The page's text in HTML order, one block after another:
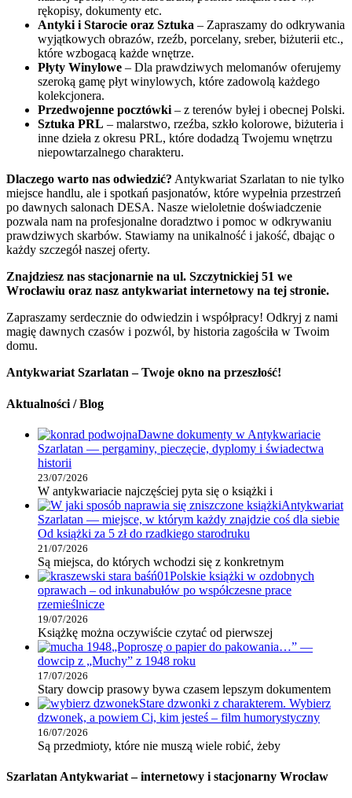
rękopisy, dokumenty etc.
Antyki i Starocie oraz Sztuka – Zapraszamy do odkrywania
wyjątkowych obrazów, rzeźb, porcelany, sreber, biżuterii etc.,
które wzbogacą każde wnętrze.
Płyty Winylowe – Dla prawdziwych melomanów oferujemy
szeroką gamę płyt winylowych, które zadowolą każdego
kolekcjonera.
Przedwojenne pocztówki – z terenów byłej i obecnej Polski.
Sztuka PRL – malarstwo, rzeźba, szkło kolorowe, biżuteria i
inne dzieła z okresu PRL, które dodadzą Twojemu wnętrzu
niepowtarzalnego charakteru.
Dlaczego warto nas odwiedzić? Antykwariat Szarlatan to nie tylko
miejsce handlu, ale i spotkań pasjonatów, które wypełnia przestrzeń
po dawnych salonach DESA. Nasze wieloletnie doświadczenie
pozwala nam na profesjonalne doradztwo i pomoc w odkrywaniu
prawdziwych skarbów. Stawiamy na unikalność i jakość, dbając o
każdy szczegół naszej oferty.
Znajdziesz nas stacjonarnie na ul. Szczytnickiej 51 we
Wrocławiu oraz nasz antykwariat internetowy na tej stronie.
Zapraszamy serdecznie do odwiedzin i współpracy! Odkryj z nami
magię dawnych czasów i pozwól, by historia zagościła w Twoim
domu.
Antykwariat Szarlatan – Twoje okno na przeszłość!
Aktualności / Blog
Dawne dokumenty w Antykwariacie
Szarlatan — pergaminy, pieczęcie, dyplomy i świadectwa
historii
23/07/2026
W antykwariacie najczęściej pyta się o książki i
Antykwariat
Szarlatan — miejsce, w którym każdy znajdzie coś dla siebie
Od książki za 5 zł do rzadkiego starodruku
21/07/2026
Są miejsca, do których wchodzi się z konkretnym
Polskie książki w ozdobnych
oprawach – od inkunabułów po współczesne prace
rzemieślnicze
19/07/2026
Książkę można oczywiście czytać od pierwszej
„Poproszę o papier do pakowania…” —
dowcip z „Muchy” z 1948 roku
17/07/2026
Stary dowcip prasowy bywa czasem lepszym dokumentem
Stare dzwonki z charakterem. Wybierz
dzwonek, a powiem Ci, kim jesteś – film humorystyczny
16/07/2026
Są przedmioty, które nie muszą wiele robić, żeby
Szarlatan Antykwariat – internetowy i stacjonarny Wrocław